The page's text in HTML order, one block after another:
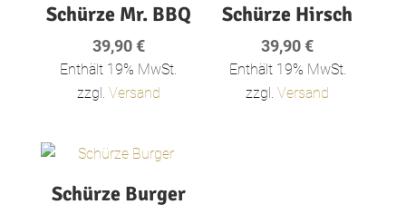
Schürze Mr. BBQ
39,90€
Enthält 19% MwSt.
zzgl. Versand
Schürze Hirsch
39,90€
Enthält 19% MwSt.
zzgl.Versand
Schürze Burger